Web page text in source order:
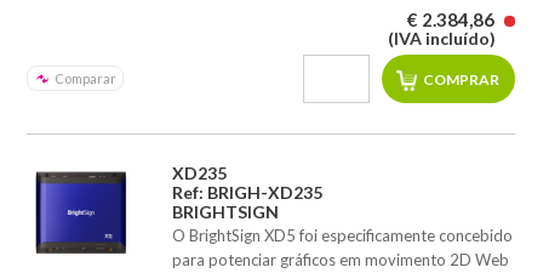
Comparar
€ 2.384,86
(IVA incluído)
XD235
Ref: BRIGH-XD235
BRIGHTSIGN
O BrightSign XD5 foi especificamente concebido
para potenciar gráficos em movimento 2D Web